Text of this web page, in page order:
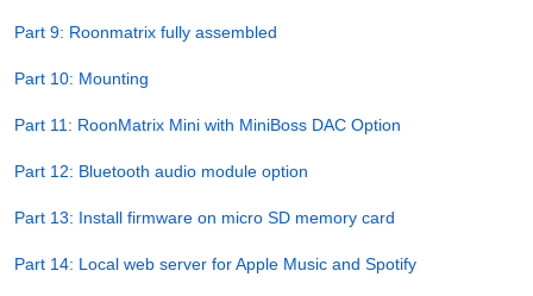
Part 9: Roonmatrix fully assembled
Part 10: Mounting
Part 11: RoonMatrix Mini with MiniBoss DAC Option
Part 12: Bluetooth audio module option
Part 13: Install firmware on micro SD memory card
Part 14: Local web server for Apple Music and Spotify